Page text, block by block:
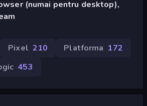
(numai pentru desktop),
Pixel 210 Platforma 172
453